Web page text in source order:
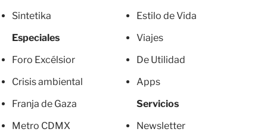
Sintetika
Especiales
Foro Excélsior
Crisis ambiental
Franja de Gaza
Metro CDMX
Estilo de Vida
Viajes
De Utilidad
Apps
Servicios
Newsletter